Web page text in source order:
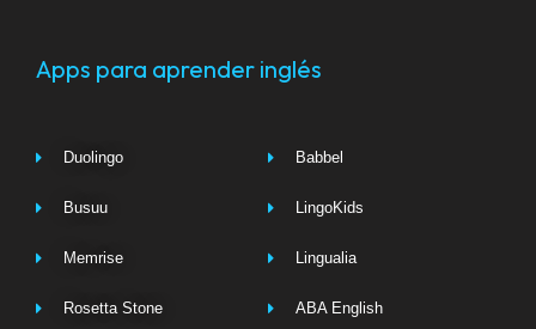
Apps para aprender inglés
Duolingo
Busuu
Memrise
Rosetta Stone
Babbel
LingoKids
Lingualia
ABA English